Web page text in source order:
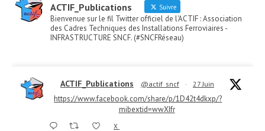
ACTIF_Publications Suivre
Bienvenue sur le fil Twitter officiel de l'ACTIF : Association
des Cadres Techniques des Installations Ferroviaires -
INFRASTRUCTURE SNCF. (#SNCFRéseau)
ACTIF_Publications @actif_sncf · 27 Juin
https://www.facebook.com/share/p/1D42t4dkxp/?
mibextid=wwXIfr
X